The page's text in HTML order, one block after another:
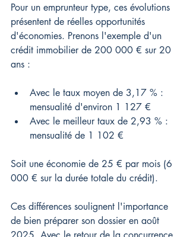
Pour un emprunteur type, ces évolutions
présentent de réelles opportunités
d'économies. Prenons l'exemple d'un
crédit immobilier de 200 000 € sur 20
ans :
Avec le taux moyen de 3,17 % :
mensualité d'environ 1 127 €
Avec le meilleur taux de 2,93 % :
mensualité de 1 102 €
Soit une économie de 25 € par mois (6
000 € sur la durée totale du crédit).
Ces différences soulignent l'importance
de bien préparer son dossier en août